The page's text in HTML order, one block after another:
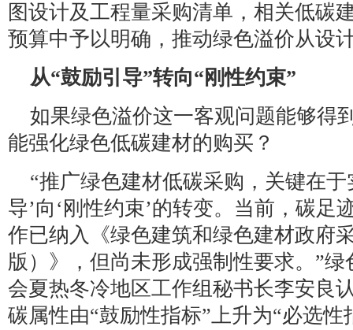
图设计及工程量采购清单，相关低碳
预算中予以明确，推动绿色溢价从设
从“鼓励引导”转向“刚性约束”
如果绿色溢价这一客观问题能够得
能强化绿色低碳建材的购买？
“推广绿色建材低碳采购，关键在
导’向‘刚性约束’的转变。当前，碳足
作已纳入《绿色建筑和绿色建材政府
版）》，但尚未形成强制性要求。”
会夏热冬冷地区工作组秘书长李安良
碳属性由“鼓励性指标”上升为“必选